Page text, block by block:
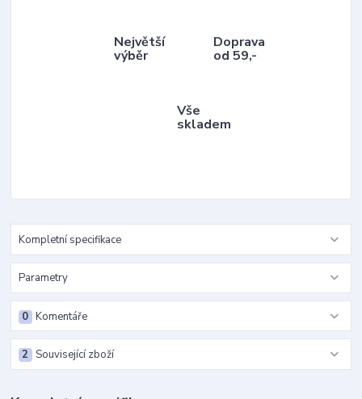
Největší
výběr
Doprava
od 59,-
Vše
skladem
Kompletní specifikace
Parametry
Komentáře
0
Související zboží
2